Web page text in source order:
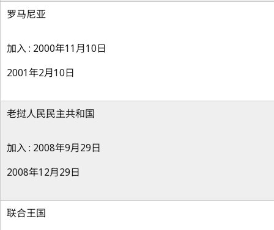
罗马尼亚
加入 : 2000年11月10日
2001年2月10日
老挝人民民主共和国
加入 : 2008年9月29日
2008年12月29日
联合王国